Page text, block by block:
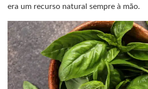
era um recurso natural sempre à mão.